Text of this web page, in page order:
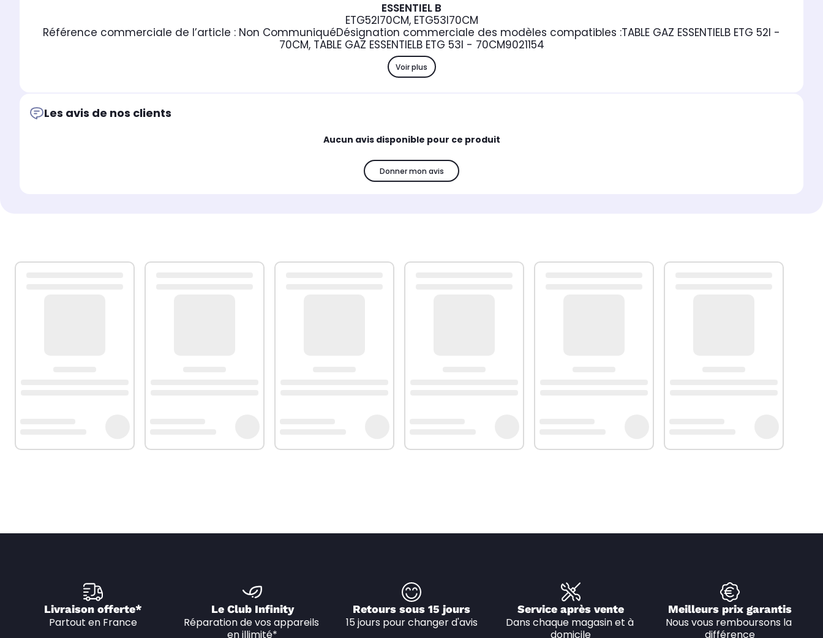
ESSENTIEL B
ETG52I70CM, ETG53I70CM
Référence commerciale de l’article : Non CommuniquéDésignation commerciale des modèles compatibles :TABLE GAZ ESSENTIELB ETG 52I -
70CM, TABLE GAZ ESSENTIELB ETG 53I - 70CM9021154
Voir plus
Les avis de nos clients
Aucun avis disponible pour ce produit
Donner mon avis
Livraison offerte*
Partout en France
Le Club Infinity
Réparation de vos appareils
en illimité*
Retours sous 15 jours
15 jours pour changer d'avis
Service après vente
Dans chaque magasin et à
domicile
Meilleurs prix garantis
Nous vous remboursons la
différence